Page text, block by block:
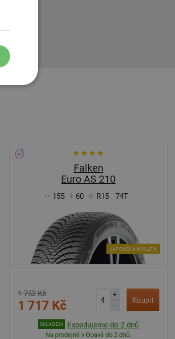
Falken
Euro AS 210
155 60 R15 74T
JAPONSKÁ KVALITA
1 752 Kč
1 717 Kč
+
–
Koupit
SKLADEM Expedujeme do 2 dnů
Na prodejně v Opavě do 2 dnů.